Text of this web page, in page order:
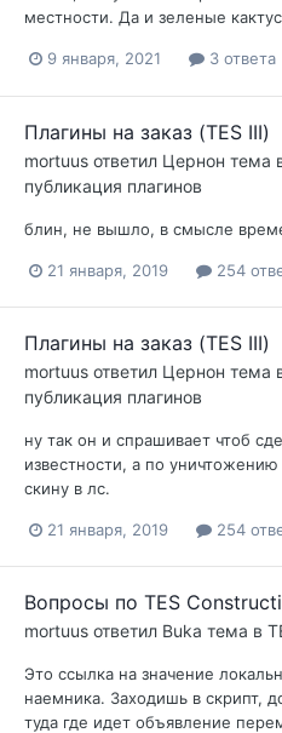
местности. Да и зеленые
9 января, 2021 3 ответа
Плагины на заказ (TES III)
mortuus ответил Цернон тема
публикация плагинов
блин, не вышло, в смысле
21 января, 2019 254
Плагины на заказ (TES III)
mortuus ответил Цернон тема
публикация плагинов
ну так он и спрашивает чтоб
известности, а по
скину в лс.
21 января, 2019 254
Вопросы по TES
mortuus ответил Buka тема в
Это ссылка на значение
наемника. Заходишь в скрипт,
туда где идет объявление